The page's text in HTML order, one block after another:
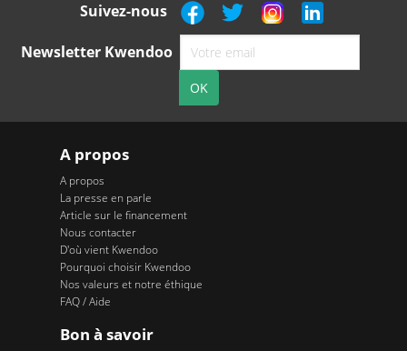
Suivez-nous
Newsletter Kwendoo
A propos
A propos
La presse en parle
Article sur le financement
Nous contacter
D'où vient Kwendoo
Pourquoi choisir Kwendoo
Nos valeurs et notre éthique
FAQ / Aide
Bon à savoir